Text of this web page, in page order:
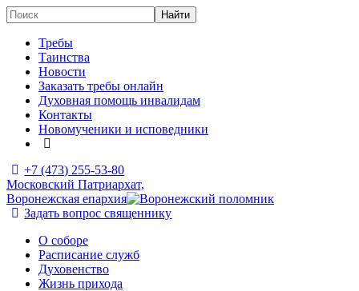
Требы
Таинства
Новости
Заказать требы онлайн
Духовная помощь инвалидам
Контакты
Новомученики и исповедники
+7 (473) 255-53-80
Московский Патриархат,
Воронежская епархия
Задать вопрос священнику
О соборе
Расписание служб
Духовенство
Жизнь прихода